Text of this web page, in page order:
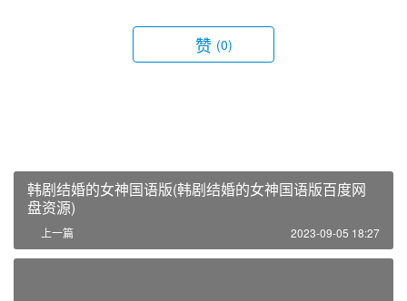
赞 (0)
韩剧结婚的女神国语版(韩剧结婚的女神国语版百度网
盘资源)
上一篇 2023-09-05 18:27